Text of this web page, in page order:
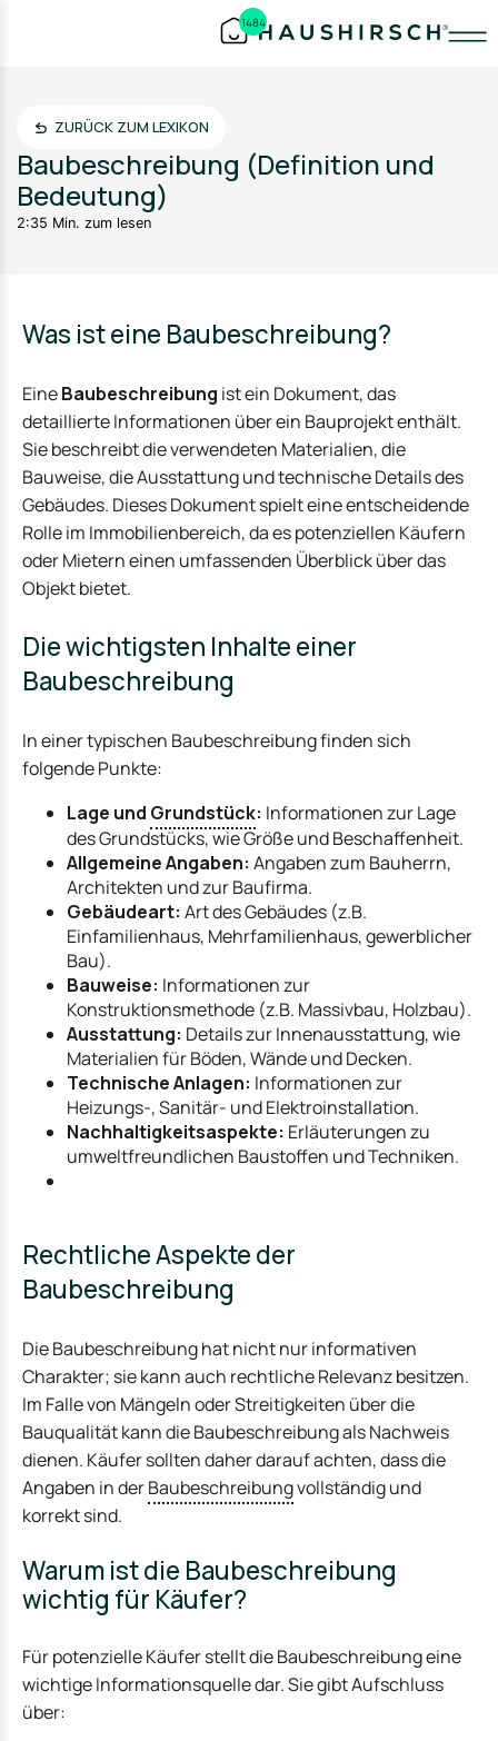
1484
ZURÜCK ZUM LEXIKON
Baubeschreibung (Definition und
Bedeutung)
2:35 Min. zum lesen
Was ist eine Baubeschreibung?
EineBaubeschreibung ist ein Dokument, das
detaillierte Informationen über ein Bauprojekt enthält.
Sie beschreibt die verwendeten Materialien, die
Bauweise, die Ausstattung und technische Details des
Gebäudes. Dieses Dokument spielt eine entscheidende
Rolle im Immobilienbereich, da es potenziellen Käufern
oder Mietern einen umfassenden Überblick über das
Objekt bietet.
Die wichtigsten Inhalte einer
Baubeschreibung
In einer typischen Baubeschreibung finden sich
folgende Punkte:
Lage und Grundstück: Informationen zur Lage
des Grundstücks, wie Größe und Beschaffenheit.
Allgemeine Angaben: Angaben zum Bauherrn,
Architekten und zur Baufirma.
Gebäudeart: Art des Gebäudes (z.B.
Einfamilienhaus, Mehrfamilienhaus, gewerblicher
Bau).
Bauweise: Informationen zur
Konstruktionsmethode (z.B. Massivbau, Holzbau).
Ausstattung: Details zur Innenausstattung, wie
Materialien für Böden, Wände und Decken.
Technische Anlagen: Informationen zur
Heizungs-, Sanitär- und Elektroinstallation.
Nachhaltigkeitsaspekte: Erläuterungen zu
umweltfreundlichen Baustoffen und Techniken.
Rechtliche Aspekte der
Baubeschreibung
Die Baubeschreibung hat nicht nur informativen
Charakter; sie kann auch rechtliche Relevanz besitzen.
Im Falle von Mängeln oder Streitigkeiten über die
Bauqualität kann die Baubeschreibung als Nachweis
dienen. Käufer sollten daher darauf achten, dass die
Angaben in derBaubeschreibungvollständig und
korrekt sind.
Warum ist die Baubeschreibung
wichtig für Käufer?
Für potenzielle Käufer stellt die Baubeschreibung eine
wichtige Informationsquelle dar. Sie gibt Aufschluss
über: